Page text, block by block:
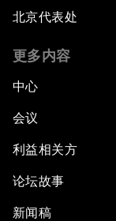
北京代表处
更多内容
中心
会议
利益相关方
论坛故事
新闻稿